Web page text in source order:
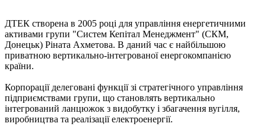
ДТЕК створена в 2005 році для управління енергетичними
активами групи "Систем Кепітал Менеджмент" (СКМ,
Донецьк) Ріната Ахметова. В даний час є найбільшою
приватною вертикально-інтегрованої енергокомпанією
країни.
Корпорації делеговані функції зі стратегічного управління
підприємствами групи, що становлять вертикально
інтегрований ланцюжок з видобутку і збагачення вугілля,
виробництва та реалізації електроенергії.